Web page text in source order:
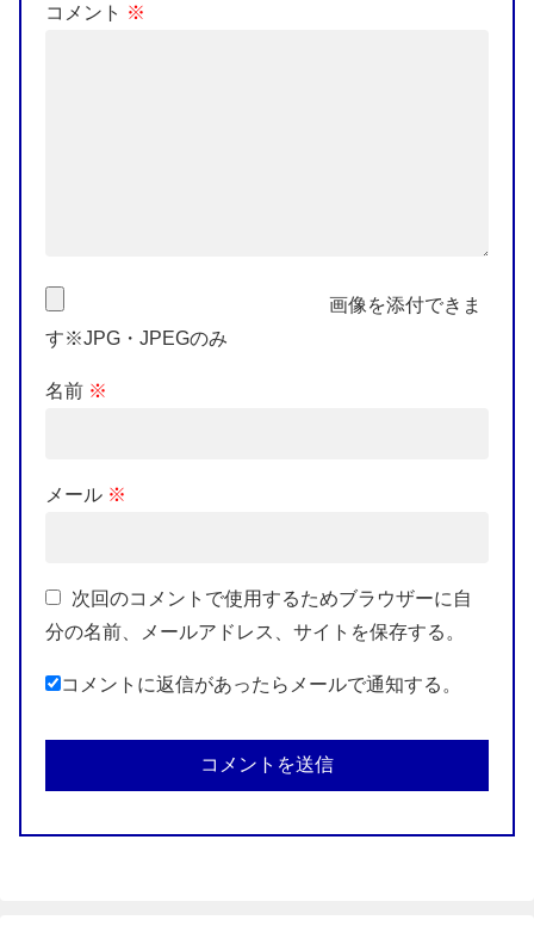
コメント ※
画像を添付できま
す※JPG・JPEGのみ
名前 ※
メール ※
次回のコメントで使用するためブラウザーに自
分の名前、メールアドレス、サイトを保存する。
コメントに返信があったらメールで通知する。